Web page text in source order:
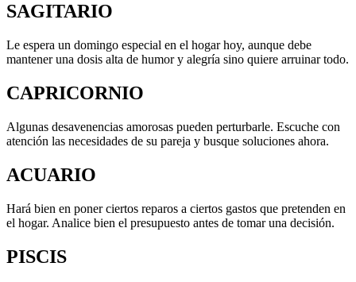
SAGITARIO
Le espera un domingo especial en el hogar hoy, aunque debe
mantener una dosis alta de humor y alegría sino quiere arruinar todo.
CAPRICORNIO
Algunas desavenencias amorosas pueden perturbarle. Escuche con
atención las necesidades de su pareja y busque soluciones ahora.
ACUARIO
Hará bien en poner ciertos reparos a ciertos gastos que pretenden en
el hogar. Analice bien el presupuesto antes de tomar una decisión.
PISCIS